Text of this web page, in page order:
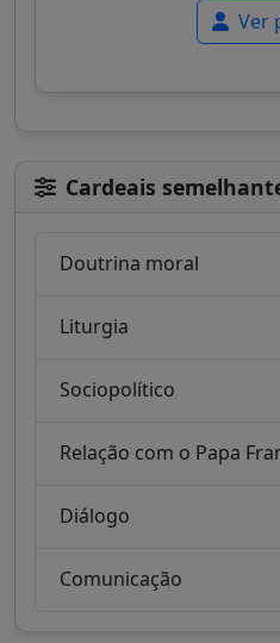
Ver
Cardeais
Doutrina moral
Liturgia
Sociopolítico
Relação com o Papa
Diálogo
Comunicação